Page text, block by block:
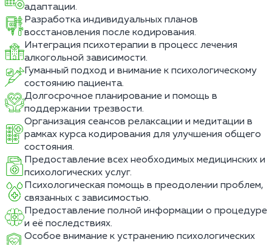
адаптации.
Разработка индивидуальных планов
восстановления после кодирования.
Интеграция психотерапии в процесс лечения
алкогольной зависимости.
Гуманный подход и внимание к психологическому
состоянию пациента.
Долгосрочное планирование и помощь в
поддержании трезвости.
Организация сеансов релаксации и медитации в
рамках курса кодирования для улучшения общего
состояния.
Предоставление всех необходимых медицинских и
психологических услуг.
Психологическая помощь в преодолении проблем,
связанных с зависимостью.
Предоставление полной информации о процедуре
и её последствиях.
Особое внимание к устранению психологических